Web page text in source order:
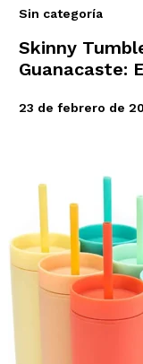
Sin categoría
Skinny
Guanacaste:
23 de febrero de